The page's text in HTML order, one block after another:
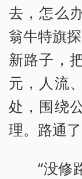
去，怎么
翁牛特旗
新路子，
元，人流
处，围绕
理。路通了
“没修